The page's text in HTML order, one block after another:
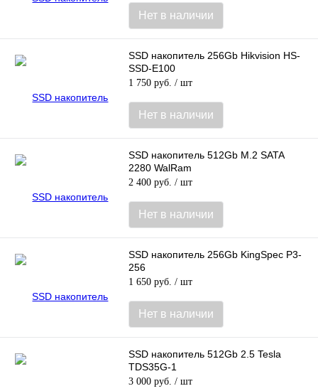
Нет в наличии
SSD накопитель 256Gb Hikvision HS-
SSD-E100
1 750 руб. / шт
Нет в наличии
SSD накопитель 512Gb M.2 SATA
2280 WalRam
2 400 руб. / шт
Нет в наличии
SSD накопитель 256Gb KingSpec P3-
256
1 650 руб. / шт
Нет в наличии
SSD накопитель 512Gb 2.5 Tesla
TDS35G-1
3 000 руб. / шт